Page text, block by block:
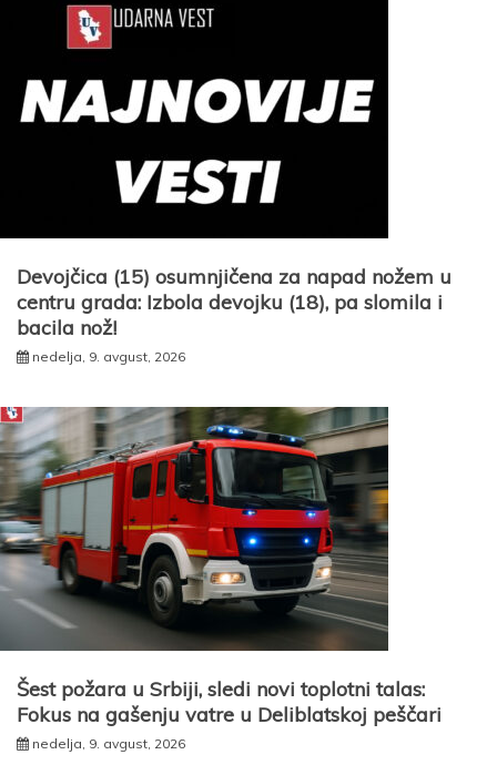
Devojčica (15) osumnjičena za napad nožem u
centru grada: Izbola devojku (18), pa slomila i
bacila nož!
nedelja, 9. avgust, 2026
Šest požara u Srbiji, sledi novi toplotni talas:
Fokus na gašenju vatre u Deliblatskoj peščari
nedelja, 9. avgust, 2026